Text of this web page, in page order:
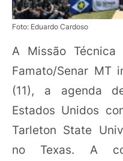
Foto: Eduardo Cardoso
A Missão
Famato/Senar MT
(11), a agenda
Estados Unidos
Tarleton State
no Texas. A